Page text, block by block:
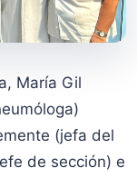
María Gil
(jefa del
de sección) e